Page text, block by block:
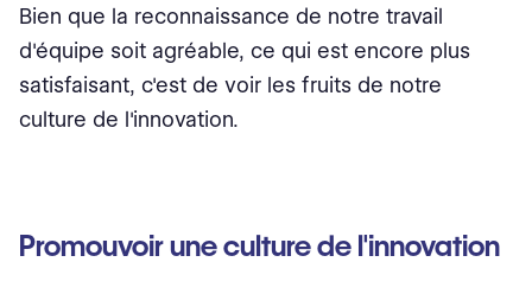
Bien que la reconnaissance de notre travail
d'équipe soit agréable, ce qui est encore plus
satisfaisant, c'est de voir les fruits de notre
culture de l'innovation.
Promouvoir une culture de l'innovation